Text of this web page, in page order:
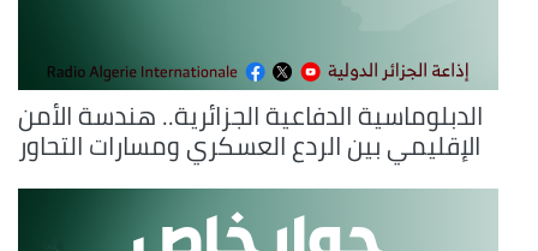
الدبلوماسية الدفاعية الجزائرية.. هندسة الأمن
الإقليمي بين الردع العسكري ومسارات التحاور